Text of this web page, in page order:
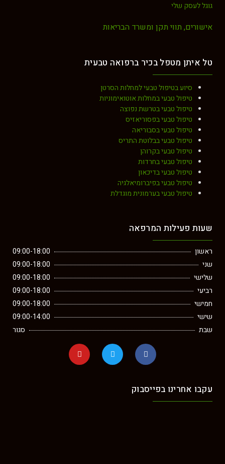
גוגל לעסק שלי
אישורים, תווי תקן ומשרד הבריאות
טל איתן מטפל בכיר ברפואה טבעית
סיוע בטיפול טבעי למחלות הסרטן
טיפול טבעי במחלות אוטואימוניות
טיפול טבעי בטרשת נפוצה
טיפול טבעי בפסוריאזיס
טיפול טבעי בסבוריאה
טיפול טבעי בבלוטת התריס
טיפול טבעי בקרוהן
טיפול טבעי בחרדות
טיפול טבעי בדיכאון
טיפול טבעי בפיברומיאלגיה
טיפול טבעי בערמונית מוגדלת
שעות פעילות המרפאה
ראשון
09:00-18:00
שני
09:00-18:00
שלישי
09:00-18:00
רביעי
09:00-18:00
חמישי
09:00-18:00
שישי
09:00-14:00
שבת
סגור
עקבו אחרינו בפייסבוק